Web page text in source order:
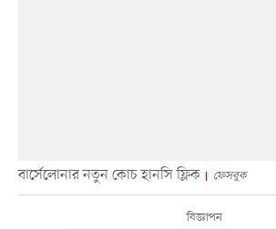
বার্সেলোনার নতুন কোচ হানসি ফ্লিক ফেসবুক